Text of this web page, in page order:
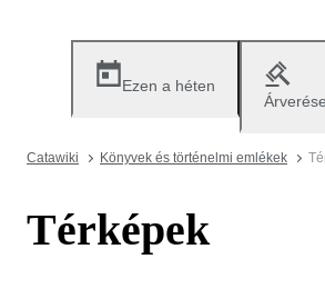
Ezen a héten
Catawiki Könyvek és történelmi emlékek
Térképek